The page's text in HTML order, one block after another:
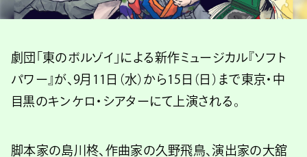
劇団「東のボルゾイ」による新作ミュージカル『ソフト
パワー』が、9月11日（水）から15日（日）まで東京・中
目黒のキンケロ・シアターにて上演される。
脚本家の島川柊、作曲家の久野飛鳥、演出家の大舘